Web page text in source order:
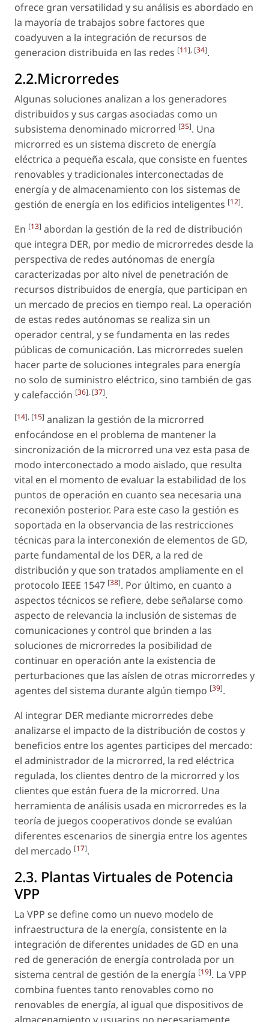
ofrece gran versatilidad y su análisis es abordado en
la mayoría de trabajos sobre factores que
coadyuven a la integración de recursos de
generacion distribuida en las redes [11], [34].
2.2.Microrredes
Algunas soluciones analizan a los generadores
distribuidos y sus cargas asociadas como un
subsistema denominado microrred [35]. Una
microrred es un sistema discreto de energía
eléctrica a pequeña escala, que consiste en fuentes
renovables y tradicionales interconectadas de
energía y de almacenamiento con los sistemas de
gestión de energía en los edificios inteligentes [12].
En [13] abordan la gestión de la red de distribución
que integra DER, por medio de microrredes desde la
perspectiva de redes autónomas de energía
caracterizadas por alto nivel de penetración de
recursos distribuidos de energía, que participan en
un mercado de precios en tiempo real. La operación
de estas redes autónomas se realiza sin un
operador central, y se fundamenta en las redes
públicas de comunicación. Las microrredes suelen
hacer parte de soluciones integrales para energía
no solo de suministro eléctrico, sino también de gas
y calefacción [36], [37].
[14], [15] analizan la gestión de la microrred
enfocándose en el problema de mantener la
sincronización de la microrred una vez esta pasa de
modo interconectado a modo aislado, que resulta
vital en el momento de evaluar la estabilidad de los
puntos de operación en cuanto sea necesaria una
reconexión posterior. Para este caso la gestión es
soportada en la observancia de las restricciones
técnicas para la interconexión de elementos de GD,
parte fundamental de los DER, a la red de
distribución y que son tratados ampliamente en el
protocolo IEEE 1547 [38]. Por último, en cuanto a
aspectos técnicos se refiere, debe señalarse como
aspecto de relevancia la inclusión de sistemas de
comunicaciones y control que brinden a las
soluciones de microrredes la posibilidad de
continuar en operación ante la existencia de
perturbaciones que las aíslen de otras microrredes y
agentes del sistema durante algún tiempo [39].
Al integrar DER mediante microrredes debe
analizarse el impacto de la distribución de costos y
beneficios entre los agentes participes del mercado:
el administrador de la microrred, la red eléctrica
regulada, los clientes dentro de la microrred y los
clientes que están fuera de la microrred. Una
herramienta de análisis usada en microrredes es la
teoría de juegos cooperativos donde se evalúan
diferentes escenarios de sinergia entre los agentes
del mercado [17].
2.3. Plantas Virtuales de Potencia
VPP
La VPP se define como un nuevo modelo de
infraestructura de la energía, consistente en la
integración de diferentes unidades de GD en una
red de generación de energía controlada por un
sistema central de gestión de la energía [19]. La VPP
combina fuentes tanto renovables como no
renovables de energía, al igual que dispositivos de